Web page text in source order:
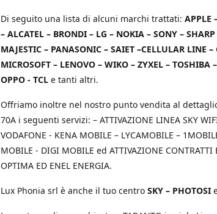
Di seguito una lista di alcuni marchi trattati: APPLE
– ALCATEL – BRONDI – LG – NOKIA – SONY –
MAJESTIC – PANASONIC – SAIET –CELLULAR LINE –
MICROSOFT – LENOVO – WIKO – ZYXEL – TOSHIBA
OPPO - TCL e tanti altri.
Offriamo inoltre nel nostro punto vendita al
70A i seguenti servizi: – ATTIVAZIONE LINEA SKY
VODAFONE - KENA MOBILE – LYCAMOBILE –
MOBILE - DIGI MOBILE ed ATTIVAZIONE CONTRATTI
OPTIMA ED ENEL ENERGIA.
Lux Phonia srl è anche il tuo centro SKY – PHOTOSI